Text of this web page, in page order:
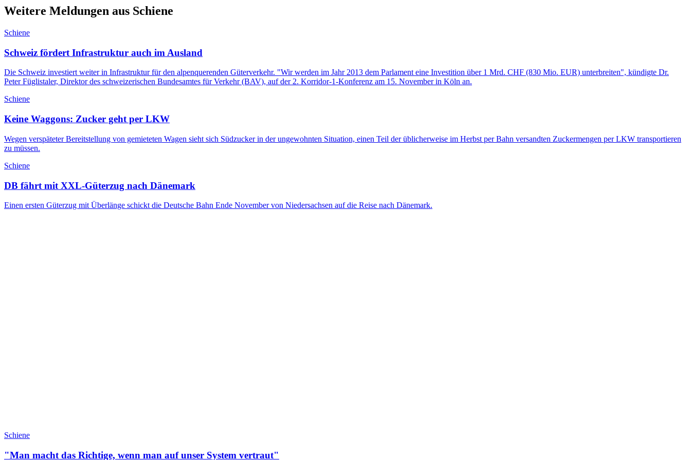
Weitere Meldungen aus Schiene
Schiene
Schweiz fördert Infrastruktur auch im Ausland
Die Schweiz investiert weiter in Infrastruktur für den alpenquerenden Güterverkehr. "Wir werden im Jahr 2013 dem Parlament eine Investition über 1 Mrd. CHF (830 Mio. EUR) unterbreiten", kündigte Dr.
Peter Füglistaler, Direktor des schweizerischen Bundesamtes für Verkehr (BAV), auf der 2. Korridor-1-Konferenz am 15. November in Köln an.
Schiene
Keine Waggons: Zucker geht per LKW
Wegen verspäteter Bereitstellung von gemieteten Wagen sieht sich Südzucker in der ungewohnten Situation, einen Teil der üblicherweise im Herbst per Bahn versandten Zuckermengen per LKW transportieren
zu müssen.
Schiene
DB fährt mit XXL-Güterzug nach Dänemark
Einen ersten Güterzug mit Überlänge schickt die Deutsche Bahn Ende November von Niedersachsen auf die Reise nach Dänemark.
Schiene
"Man macht das Richtige, wenn man auf unser System vertraut"